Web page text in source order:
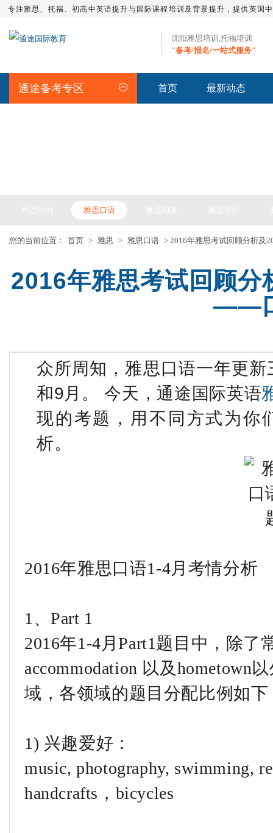
专注雅思、托福、初高中英语提升与国际课程培训及背景提升，提供英国
沈阳雅思培训,托福培训
"备考/报名/一站式服务"
通途备考专区 首页 最新动态
雅思口语
您的当前位置： 首页 > 雅思 > 雅思口语 > 2016年雅思考试回顾分析
2016年雅思考试回顾
——
众所周知，雅思口语一年更
和9月。 今天，通途国际英语
现的考题，用不同方式为你
析。
2016年雅思口语1-4月考情分析
1、Part 1
2016年1-4月Part1题目中，除了
accommodation 以及hometown
域，各领域的题目分配比例如下
1) 兴趣爱好：
music, photography, swimming,
handcrafts，bicycles
班 托福火箭班